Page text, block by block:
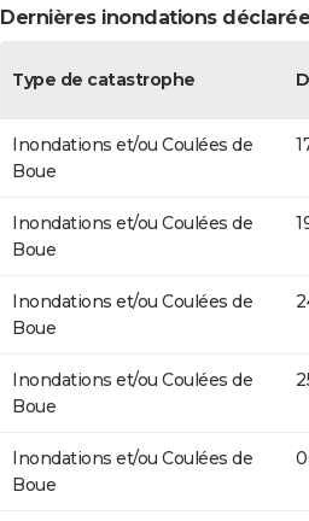
Dernières inondations
Type de catastrophe
Inondations et/ou Coulées de
Boue
Inondations et/ou Coulées de
Boue
Inondations et/ou Coulées de
Boue
Inondations et/ou Coulées de
Boue
Inondations et/ou Coulées de
Boue